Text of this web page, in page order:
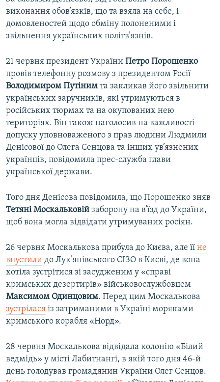
виконання обов’язків, що та взяла на себе, і
домовленостей щодо обміну полоненими і
звільнення українських політв’язнів.
21 червня президент України Петро Порошенко
провів телефонну розмову з президентом Росії
Володимиром Путіним та закликав його звільнити
українських заручників, які утримуються в
російських тюрмах та на окупованих нею
територіях. Він також наголосив на важливості
допуску уповноваженого з прав людини Людмили
Денісової до Олега Сенцова та інших ув’язнених
українців, повідомила прес-служба глави
української держави.
Того дня Денісова повідомила, що Порошенко зняв
Тетяні Москальковій заборону на в’їзд до України,
щоб вона могла відвідати утримуваних росіян.
26 червня Москалькова прибула до Києва, але її не
впустили до Лук’янівського СІЗО в Києві, де вона
хотіла зустрітися зі засудженим у «справі
кримських дезертирів» військовослужбовцем
Максимом Одинцовим. Перед цим Москалькова
зустрілася із затриманими в Україні моряками
кримського корабля «Норд».
28 червня Москалькова відвідала колонію «Білий
ведмідь» у місті Лабитнангі, в якій того дня 46-й
день голодував громадянин України Олег Сенцов.